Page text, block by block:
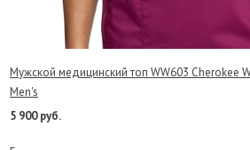
Мужской медицинский топ WW603 Cherokee
Men's
5 900 руб.